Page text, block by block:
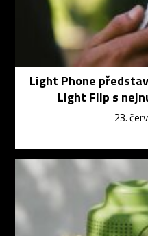
Light Phone
Light Flip s
23.